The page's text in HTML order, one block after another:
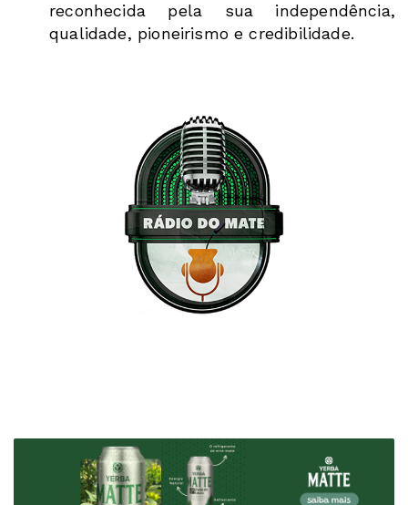
reconhecida pela sua independência,
qualidade, pioneirismo e credibilidade.